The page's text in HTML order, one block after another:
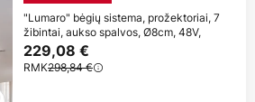
"Lumaro" bėgių sistema, prožektoriai, 7
žibintai, aukso spalvos, Ø8cm, 48V,
229,08 €
RMK298,84 €